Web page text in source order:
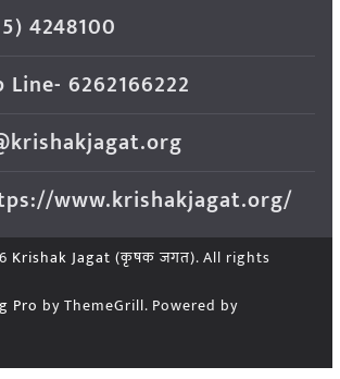
4248100
6262166222
www.krishakjagat.org/
Krishak Jagat (कृषक जगत). All rights
Pro by ThemeGrill. Powered by